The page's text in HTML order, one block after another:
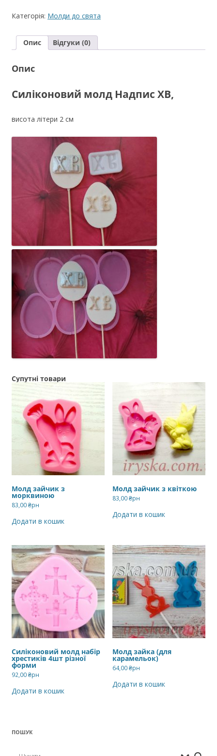
ХВ
Категорія: Молди до свята
Опис Відгуки (0)
Опис
Силіконовий молд Надпис ХВ,
висота літери 2 см
Супутні товари
Молд зайчик з
морквиною
83,00₴рн
Додати в кошик
Молд зайчик з квіткою
83,00₴рн
Додати в кошик
Силіконовий молд набір
хрестиків 4шт різної
форми
92,00₴рн
Додати в кошик
Молд зайка (для
карамельок)
64,00₴рн
Додати в кошик
ПОШУК